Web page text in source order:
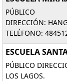
PÚBLICO
DIRECCIÓN:
TELÉFONO:
ESCUELA
PÚBLICO
LOS LAGOS.